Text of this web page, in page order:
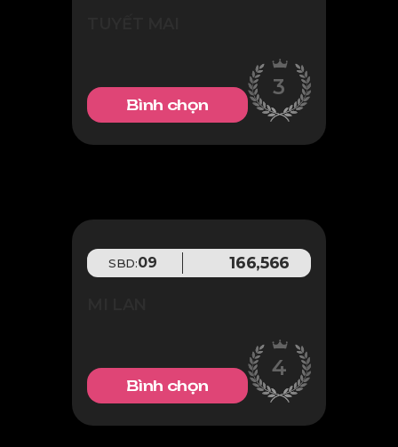
Bình chọn
3
SBD:09 166,566
Bình chọn
4